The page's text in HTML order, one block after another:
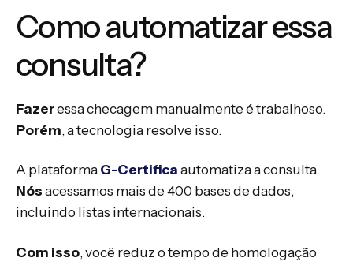
Como automatizar essa
consulta?
Fazeressa checagem manualmente é trabalhoso.
Porém, a tecnologia resolve isso.
A plataformaG-Certificaautomatiza a consulta.
Nósacessamos mais de 400 bases de dados,
incluindo listas internacionais.
Com isso, você reduz o tempo de homologação